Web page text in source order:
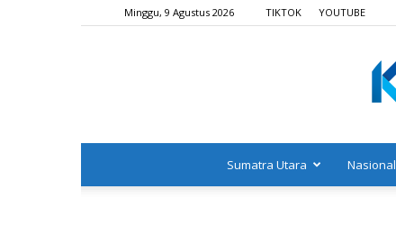
Minggu, 9 Agustus 2026 TIKTOK YOUTUBE
Sumatra Utara Nasional